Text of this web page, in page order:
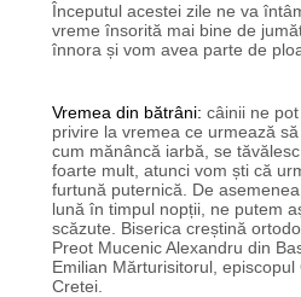
Începutul acestei zile ne va
vreme însorită mai bine de
înnora și vom avea parte de
Vremea din bătrâni: câinii ne
privire la vremea ce urmează
cum mănâncă iarbă, se
foarte mult, atunci vom ști că
furtună puternică. De
lună în timpul nopții, ne putem
scăzute. Biserica creștină
Preot Mucenic Alexandru din
Emilian Mărturisitorul,
Cretei.